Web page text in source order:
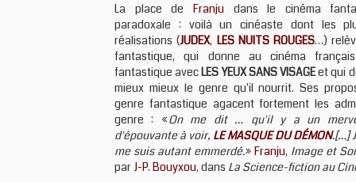
La place de Franju dans le cinéma
paradoxale : voilà un cinéaste dont les
réalisations (JUDEX, LES NUITS ROUGES…)
fantastique, qui donne au cinéma
fantastique avecLES YEUX SANS VISAGEet qui
mieux mieux le genre qu'il nourrit. Ses
genre fantastique agacent fortement les
genre : «On me dit … qu'il y a un
d'épouvante à voir, LE MASQUE DU DÉMON.[…]
me suis autant emmerdé.» Franju, Image et
par J-P. Bouyxou, dans La Science-fiction au